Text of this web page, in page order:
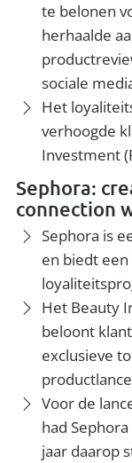
te belonen
herhaalde
sociale
Het
verhoogde
Investment
Sephora:
connection
Sephora is
en biedt
Het Beauty
beloont
exclusieve
Voor de
had
jaar daarop